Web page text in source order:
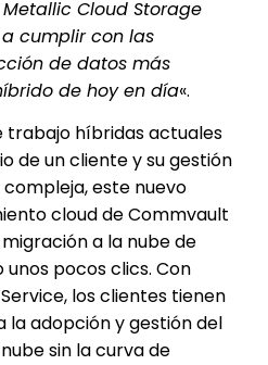
Cloud Storage
cumplir con las
de datos más
de hoy en día«.
trabajo híbridas actuales
de un cliente y su gestión
este nuevo
cloud de Commvault
a la nube de
pocos clics. Con
los clientes tienen
la adopción y gestión del
sin la curva de